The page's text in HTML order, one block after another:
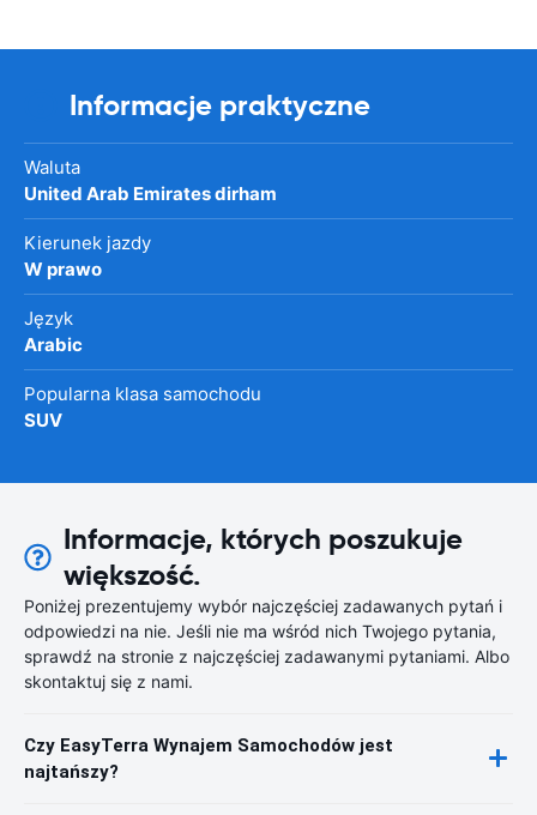
Informacje praktyczne
Waluta
United Arab Emirates dirham
Kierunek jazdy
W prawo
Język
Arabic
Popularna klasa samochodu
SUV
Informacje, których poszukuje
większość.
Poniżej prezentujemy wybór najczęściej zadawanych pytań i
odpowiedzi na nie. Jeśli nie ma wśród nich Twojego pytania,
sprawdź na stronie z najczęściej zadawanymi pytaniami. Albo
skontaktuj się z nami.
Czy EasyTerra Wynajem Samochodów jest
najtańszy?